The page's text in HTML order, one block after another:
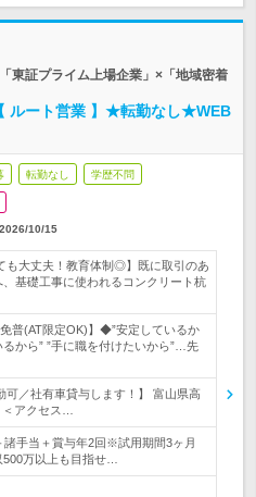
東証プライム上場企業」×「地域密着
ルート営業 】★転勤なし★WEB
転勤なし 学歴不問
2026/10/15
も大丈夫！教育体制◎】既に取引のあ
基礎工事に使われるコンクリート杭
免普(AT限定OK)】◆”安定しているか
るから” ”手に職を付けたいから”…先
可／社有車貸与します！】 富山県高
アクセス…
諸手当＋賞与年2回※試用期間3ヶ月
万以上も目指せ…